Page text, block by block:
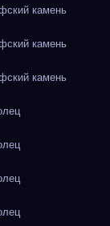
камень
камень
камень